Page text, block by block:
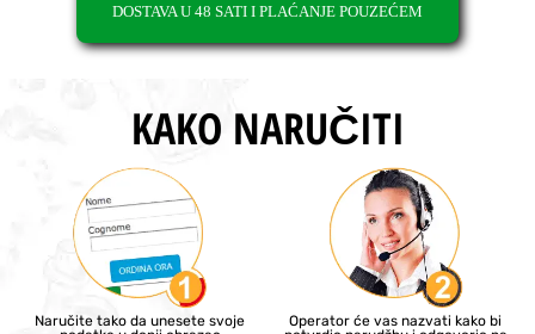
DOSTAVA U 48 SATI I PLAĆANJE POUZEĆEM
KAKO NARUČITI
Naručite tako da unesete svoje
Operator će vas nazvati kako bi